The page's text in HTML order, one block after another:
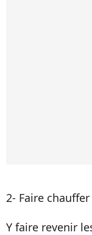
2- Faire
Y faire revenir